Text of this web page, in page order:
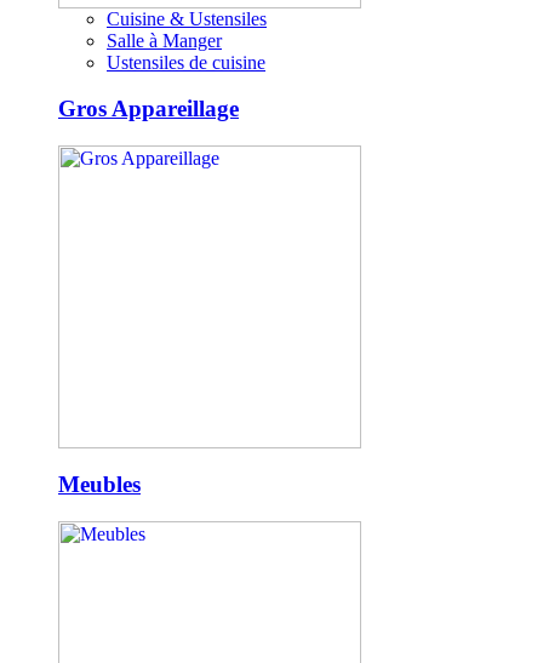
Cuisine & Ustensiles
Salle à Manger
Ustensiles de cuisine
Gros Appareillage
Meubles